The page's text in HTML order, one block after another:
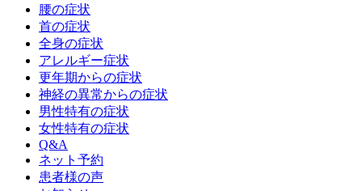
腰の症状
首の症状
全身の症状
アレルギー症状
更年期からの症状
神経の異常からの症状
男性特有の症状
女性特有の症状
Q&A
ネット予約
患者様の声